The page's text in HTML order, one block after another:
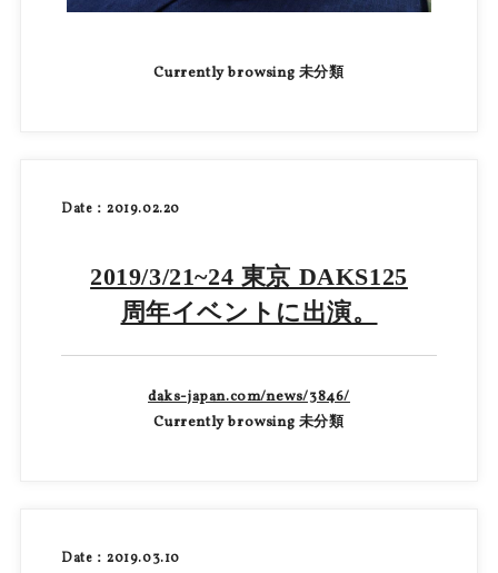
Currently browsing 未分類
Date：2019.02.20
2019/3/21~24 東京 DAKS125
周年イベントに出演。
daks-japan.com/news/3846/
Currently browsing 未分類
Date：2019.03.10